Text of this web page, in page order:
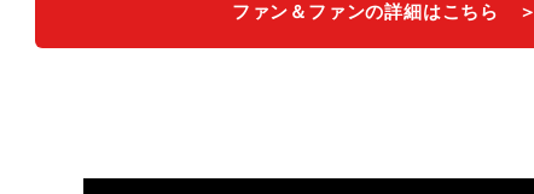
ファン＆ファンの詳細はこちら ＞